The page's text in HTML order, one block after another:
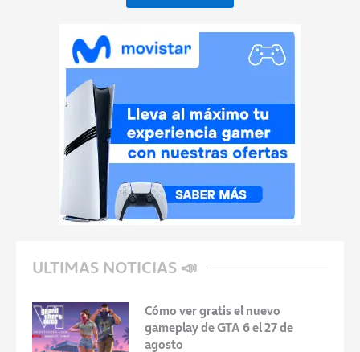
ULTIMAS NOTICIAS 📣
Cómo ver gratis el nuevo
gameplay de GTA 6 el 27 de
agosto